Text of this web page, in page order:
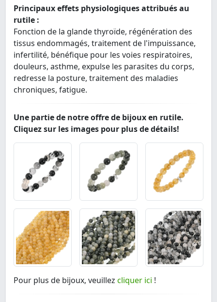
Principaux effets physiologiques attribués au
rutile :
Fonction de la glande thyroïde, régénération des
tissus endommagés, traitement de l'impuissance,
infertilité, bénéfique pour les voies respiratoires,
douleurs, asthme, expulse les parasites du corps,
redresse la posture, traitement des maladies
chroniques, fatigue.
Une partie de notre offre de bijoux en rutile.
Cliquez sur les images pour plus de détails!
Pour plus de bijoux, veuillez cliquer ici !